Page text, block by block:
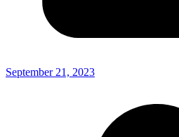
September 21, 2023